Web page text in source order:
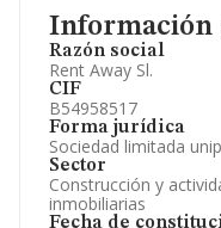
Información
Razón social
Rent Away Sl.
CIF
B54958517
Forma jurídica
Sociedad limitada
Sector
Construcción y
inmobiliarias
Fecha de